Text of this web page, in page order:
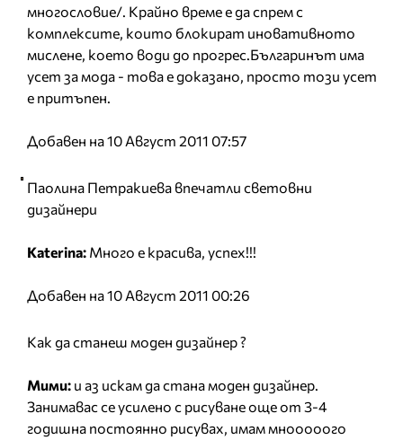
многословие/. Крайно време е да спрем с
комплексите, които блокират иновативното
мислене, което води до прогрес.Българинът има
усет за мода - това е доказано, просто този усет
е притъпен.
Добавен на 10 Август 2011 07:57
Паолина Петракиева впечатли световни
дизайнери
Katerina: Много е красива, успех!!!
Добавен на 10 Август 2011 00:26
Как да станеш моден дизайнер ?
Мими: и аз искам да стана моден дизайнер.
Занимавас се усилено с рисуване още от 3-4
годишна постоянно рисувах, имам мнооооого